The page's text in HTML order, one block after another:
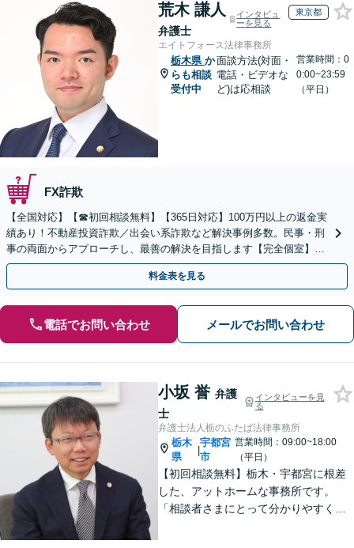
荒木 謙人
弁護士
インタビュ
ーを見る
東京都
エイトフォース法律事務所
栃木県 か
らも相談
受付中
面談方法(対面・
電話・ビデオな
ど)は応相談
営業時間：0
0:00~23:59
（平日）
FX詐欺
【全国対応】【☎︎初回相談無料】【365日対応】100万円以上の返金実
績あり！不動産投資詐欺／出会い系詐欺など解決事例多数。民事・刑
事の両面からアプローチし、最善の解決を目指します【完全個室】
【代々木駅3分】
料金表を見る
電話でお問い合わせ メールでお問い合わせ
小坂 誉 弁護
士
インタビューを見
る
弁護士法人栃のふたば法律事務所
栃木
県
|
宇都宮
市
営業時間：09:00~18:00
（平日）
【初回相談無料】栃木・宇都宮に根差
した、アットホームな事務所です。
「相談者さまにとって分かりやすく説